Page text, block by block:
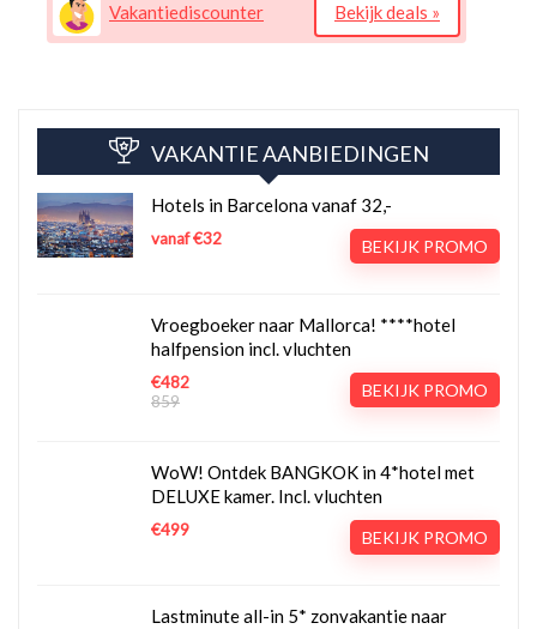
Vakantiediscounter Bekijk deals »
VAKANTIE AANBIEDINGEN
Hotels in Barcelona vanaf 32,-
vanaf €32 BEKIJK PROMO
Vroegboeker naar Mallorca! ****hotel
halfpension incl. vluchten
€482
859
BEKIJK PROMO
WoW! Ontdek BANGKOK in 4*hotel met
DELUXE kamer. Incl. vluchten
€499 BEKIJK PROMO
Lastminute all-in 5* zonvakantie naar